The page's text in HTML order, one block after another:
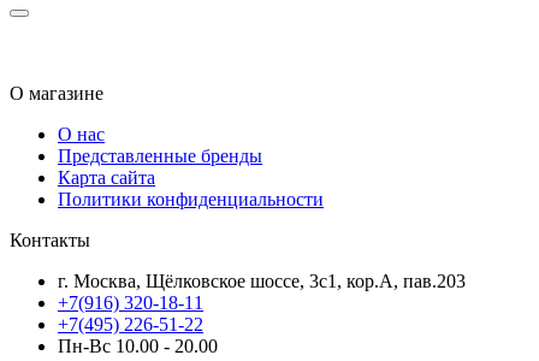
О магазине
О нас
Представленные бренды
Карта сайта
Политики конфиденциальности
Контакты
г. Москва, Щёлковское шоссе, 3с1, кор.А, пав.203
+7(916) 320-18-11
+7(495) 226-51-22
Пн-Вс 10.00 - 20.00